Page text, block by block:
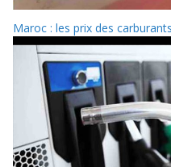
Maroc : les prix des